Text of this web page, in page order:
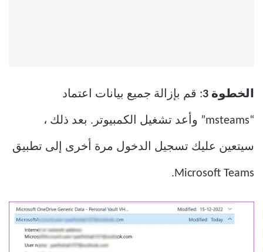
الخطوة 3 : قم بإزالة جميع بيانات اعتماد
“msteams” وأعد تشغيل الكمبيوتر. بعد ذلك ،
سيتعين عليك تسجيل الدخول مرة أخرى إلى تطبيق
Microsoft Teams.